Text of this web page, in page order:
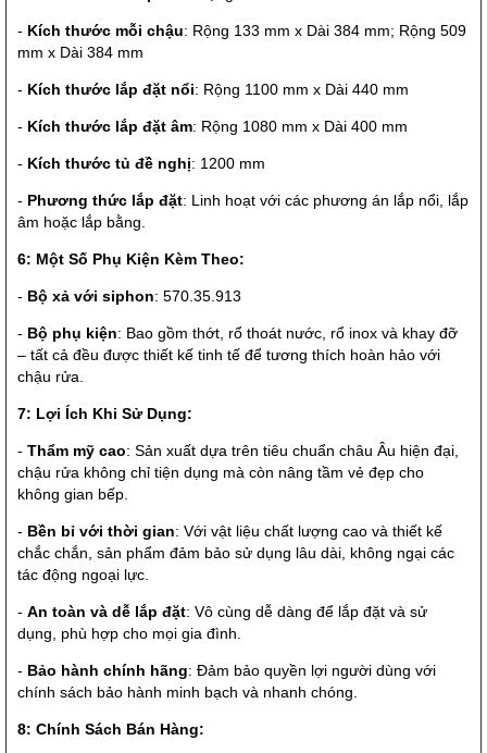
- Kích thước mỗi chậu: Rộng 133 mm x Dài 384 mm; Rộng 509
mm x Dài 384 mm
- Kích thước lắp đặt nổi: Rộng 1100 mm x Dài 440 mm
- Kích thước lắp đặt âm: Rộng 1080 mm x Dài 400 mm
- Kích thước tủ đề nghị: 1200 mm
- Phương thức lắp đặt: Linh hoạt với các phương án lắp nổi, lắp
âm hoặc lắp bằng.
6: Một Số Phụ Kiện Kèm Theo:
- Bộ xả với siphon: 570.35.913
- Bộ phụ kiện: Bao gồm thớt, rổ thoát nước, rổ inox và khay đỡ
– tất cả đều được thiết kế tinh tế để tương thích hoàn hảo với
chậu rửa.
7: Lợi Ích Khi Sử Dụng:
- Thẩm mỹ cao: Sản xuất dựa trên tiêu chuẩn châu Âu hiện đại,
chậu rửa không chỉ tiện dụng mà còn nâng tầm vẻ đẹp cho
không gian bếp.
- Bền bỉ với thời gian: Với vật liệu chất lượng cao và thiết kế
chắc chắn, sản phẩm đảm bảo sử dụng lâu dài, không ngại các
tác động ngoại lực.
- An toàn và dễ lắp đặt: Vô cùng dễ dàng để lắp đặt và sử
dụng, phù hợp cho mọi gia đình.
- Bảo hành chính hãng: Đảm bảo quyền lợi người dùng với
chính sách bảo hành minh bạch và nhanh chóng.
8: Chính Sách Bán Hàng: